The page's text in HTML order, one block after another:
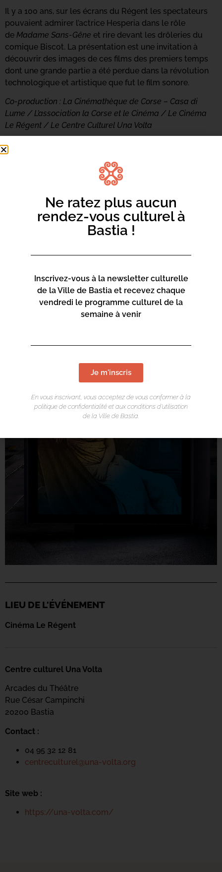
Il y a 100 ans, sur les écrans du Régent les spectateurs
pouvaient admirer l’actrice Hesperia dans le rôle
de Madame Sans-Gêne et rire devant les drôleries du
comique Biscot. La présentation est une invitation à
découvrir des images de ces films des premiers temps
dont une grande partie a été perdue dans la révolution
technologique et artistique que fut le film sonore.
Co-production : La Cinémathèque de Corse – Casa di
Lume /L’association la Corse et le Cinéma /Le Cinéma
Le Régent /Le Centre Culturel Una Volta
ou les jambes nues »,1921
Retrouvez plus d’informationen cliquant ici.
LIEU DE L'ÉVÉNEMENT
Cinéma Le Régent
Centre culturel Una Volta
Arcades du Théâtre
Rue César Campinchi
20200 Bastia
Contact :
04 95 32 12 81
centreculturel@una-volta.org
Site web :
https://una-volta.com/
Ne ratez plus aucun
rendez-vous culturel à
Bastia !
Inscrivez-vous à la newsletter culturelle
de la Ville de Bastia et recevez chaque
vendredi le programme culturel de la
semaine à venir
Je m'inscris
En vous inscrivant, vous acceptez de vous conformer à la
politique de confidentialité et aux conditions d’utilisation
de la Ville de Bastia.